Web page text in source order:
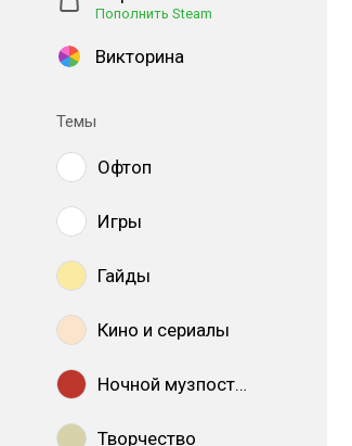
Пополнить Steam
Викторина
Темы
Офтоп
Игры
Гайды
Кино и сериалы
Ночной музпостинг
Творчество